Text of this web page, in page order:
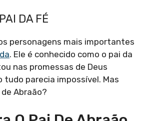
DA FÉ
personagens mais importantes
. Ele é conhecido como o pai da
nas promessas de Deus
tudo parecia impossível. Mas
Abraão?